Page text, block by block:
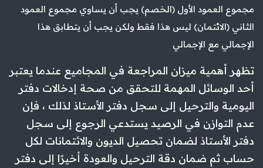
مجموع العمود الأول (الخصم) يجب أن يساوي مجموع العمود
الثاني (الائتمان) ليس هذا فقط ولكن يجب أن يتطابق هذا
الإجمالي مع الإجمالي
تظهر أهمية ميزان المراجعة في المجاميع عندما يعتبر
أحد الوسائل المهمة للتحقق من صحة إدخالات دفتر
اليومية والترحيل إلى سجل دفتر الأستاذ لذلك ، فإن
عدم التوازن في الرصيد يستدعي الرجوع إلى سجل
دفتر الأستاذ لضمان تحصيل الديون والائتمانات لكل
حساب ثم ضمان دقة الترحيل والعودة أخيرًا إلى دفتر